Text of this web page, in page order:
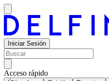
Iniciar Sesión
Acceso rápido